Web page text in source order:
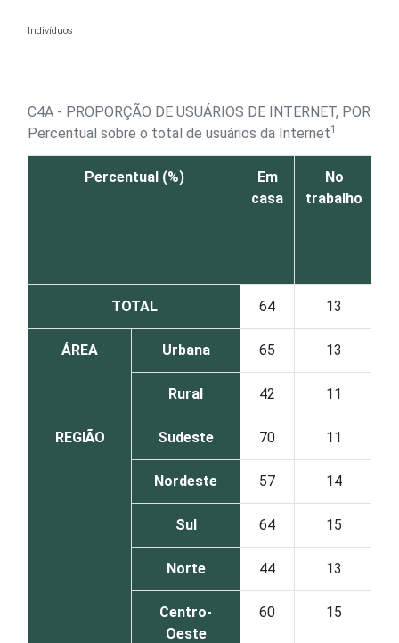
Indivíduos
C4A - PROPORÇÃO DE USUÁRIOS DE INTERNET, POR
Percentual sobre o total de usuários da Internet1
Percentual (%)
Em
casa
No
trabalho
TOTAL 64 13
ÁREA Urbana 65 13
Rural 42 11
REGIÃO Sudeste 70 11
Nordeste 57 14
Sul 64 15
Norte 44 13
Centro-
Oeste
60 15